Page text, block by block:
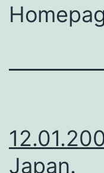
Japan.